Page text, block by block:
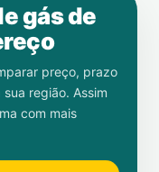
gás de
preço, prazo
região. Assim
com mais